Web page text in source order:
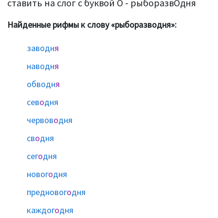
ставить на слог с буквой О - рыборазвОдня
Найденные рифмы к слову «рыборазводня»:
заводня
наводня
обводня
севодня
червоводня
сводня
сегодня
новогодня
предновогодня
каждогодня